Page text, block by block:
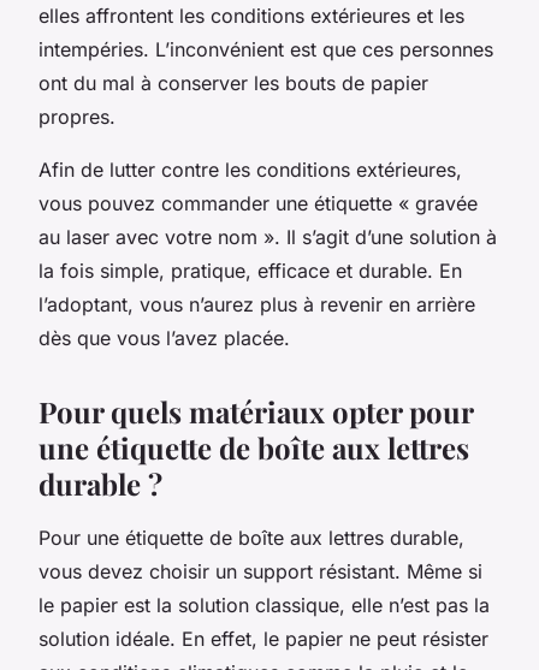
elles affrontent les conditions extérieures et les
intempéries. L’inconvénient est que ces personnes
ont du mal à conserver les bouts de papier
propres.
Afin de lutter contre les conditions extérieures,
vous pouvez commander une étiquette « gravée
au laser avec votre nom ». Il s’agit d’une solution à
la fois simple, pratique, efficace et durable. En
l’adoptant, vous n’aurez plus à revenir en arrière
dès que vous l’avez placée.
Pour quels matériaux opter pour
une étiquette de boîte aux lettres
durable ?
Pour une étiquette de boîte aux lettres durable,
vous devez choisir un support résistant. Même si
le papier est la solution classique, elle n’est pas la
solution idéale. En effet, le papier ne peut résister